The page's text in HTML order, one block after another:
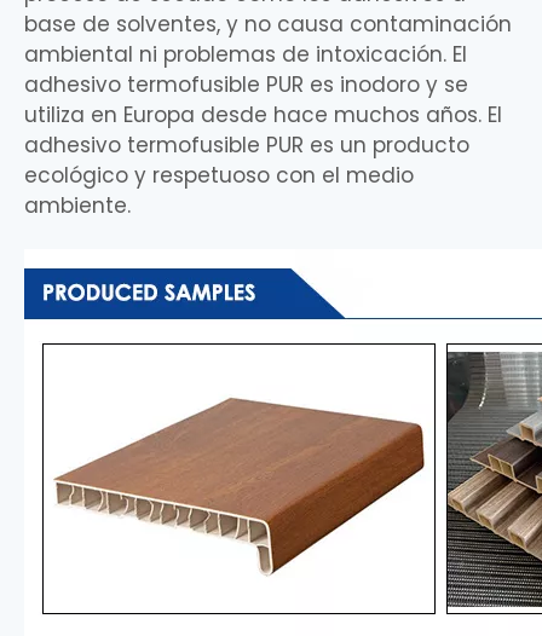
base de solventes, y no causa contaminación
ambiental ni problemas de intoxicación. El
adhesivo termofusible PUR es inodoro y se
utiliza en Europa desde hace muchos años. El
adhesivo termofusible PUR es un producto
ecológico y respetuoso con el medio
ambiente.